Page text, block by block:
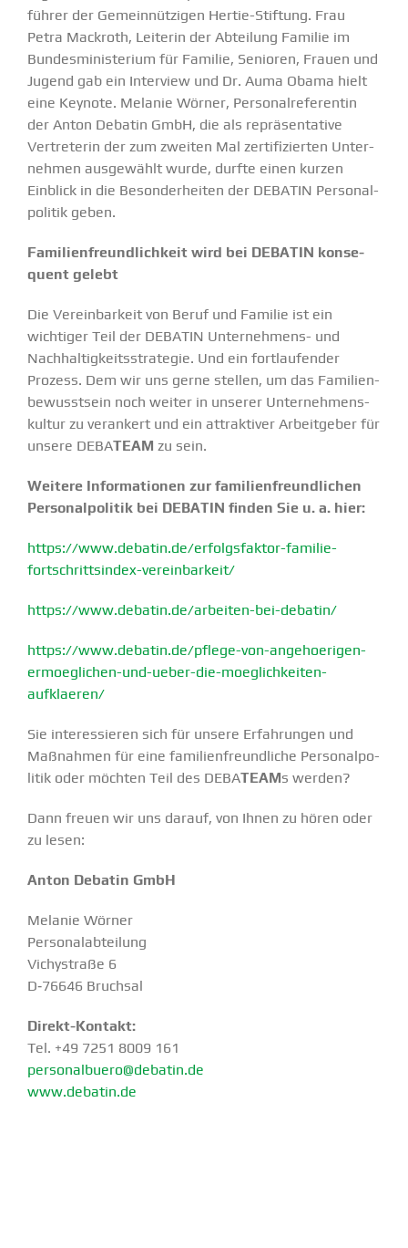
führer der Gemein­nüt­zigen Hertie-Stiftung. Frau
Petra Mackroth, Leiterin der Abteilung Familie im
Bundes­mi­nis­terium für Familie, Senioren, Frauen und
Jugend gab ein Interview und Dr. Auma Obama hielt
eine Keynote. Melanie Wörner, Perso­nal­re­fe­rentin
der Anton Debatin GmbH, die als reprä­sen­tative
Vertre­terin der zum zweiten Mal zerti­fi­zierten Unter­
nehmen ausge­wählt wurde, durfte einen kurzen
Einblick in die Beson­der­heiten der DEBATIN Perso­nal­
po­litik geben.
Famili­en­freund­lichkeit wird bei DEBATIN konse­
quent gelebt
Die Verein­barkeit von Beruf und Familie ist ein
wichtiger Teil der DEBATIN Unter­­nehmens- und
Nachhal­tig­keits­stra­tegie. Und ein fortlau­fender
Prozess. Dem wir uns gerne stellen, um das Famili­en­
be­wusstsein noch weiter in unserer Unter­neh­mens­
kultur zu verankert und ein attrak­tiver Arbeit­geber für
unsere DEBATEAM zu sein.
Weitere Infor­ma­tionen zur famili­en­freund­lichen
Perso­nal­po­litik bei DEBATIN finden Sie u. a. hier:
https://www.debatin.de/erfolgsfaktor-familie-
fortschrittsindex-vereinbarkeit/
https://www.debatin.de/arbeiten-bei-debatin/
https://www.debatin.de/pflege-von-angehoerigen-
ermoeglichen-und-ueber-die-moeglichkeiten-
aufklaeren/
Sie inter­es­sieren sich für unsere Erfah­rungen und
Maßnahmen für eine famili­en­freund­liche Perso­nal­po­
litik oder möchten Teil des DEBATEAMs werden?
Dann freuen wir uns darauf, von Ihnen zu hören oder
zu lesen:
Anton Debatin GmbH
Melanie Wörner
Perso­nal­ab­teilung
Vichy­straße 6
D‑76646 Bruchsal
Direkt-Kontakt:
Tel. +49 7251 8009 161
personalbuero@debatin.de
www.debatin.de